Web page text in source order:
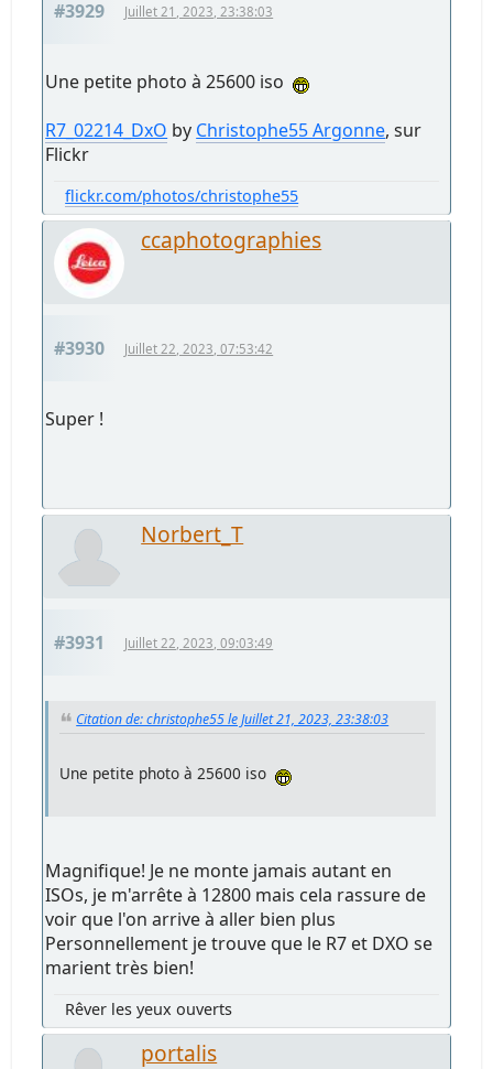
#3929 Juillet 21, 2023, 23:38:03
Une petite photo à 25600 iso
R7_02214_DxO by Christophe55 Argonne, sur
Flickr
flickr.com/photos/christophe55
ccaphotographies
#3930 Juillet 22, 2023, 07:53:42
Super !
Norbert_T
#3931 Juillet 22, 2023, 09:03:49
Citation de: christophe55 le Juillet 21, 2023, 23:38:03
Une petite photo à 25600 iso
Magnifique! Je ne monte jamais autant en
ISOs, je m'arrête à 12800 mais cela rassure de
voir que l'on arrive à aller bien plus
Personnellement je trouve que le R7 et DXO se
marient très bien!
Rêver les yeux ouverts
portalis